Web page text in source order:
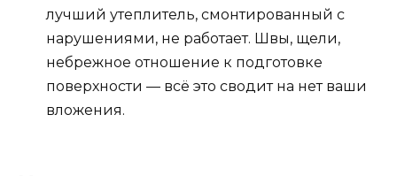
лучший утеплитель, смонтированный с
нарушениями, не работает. Швы, щели,
небрежное отношение к подготовке
поверхности — всё это сводит на нет ваши
вложения.